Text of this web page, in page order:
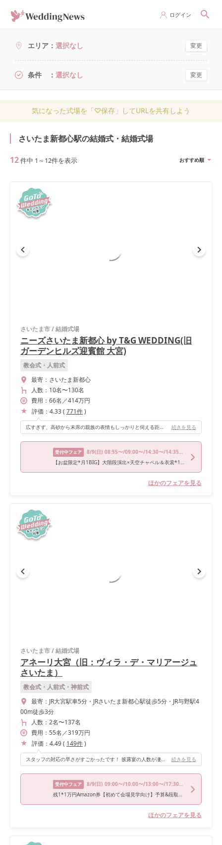
ログイン
エリア 選択なし 変更
条件 選択なし 変更
気になった式場を「♡保存」してURLを共有しよう
さいたま新都心駅の結婚式・結婚式場
12件中 1 ～ 12件を表示 おすすめ順
さいたま市/結婚式場
ニーズさいたま新都心 by T&G WEDDING(旧
ガーデンヒルズ迎賓館 大宮)
教会式・人前式
最寄： さいたま新都心
人数： 10名〜130名
費用： 66名 ／414万円
評価： 4.33( 771件)
広すぎず、高砂から末席の親族の表情もしっかりと伺える距離感が良かったです。 アットホームな披露宴にしたいカップルには、 この距離感はとても重要だと思います。 入口が2箇所あり、お色直し入場は、ガーデンからのサプライズ登場で盛り上げることもできます。 続きを見る
受付中フェア 8/9(日) 08:55〜/09:00〜/14:30〜/14:35〜/18:00〜
【お盆限定*月1BIG】大階段演出×天空チャペル＆衣裳*150万優待
ほかのフェアを見る
さいたま市/結婚式場
アネーリ大宮（旧：ヴィラ・デ・マリアージュ
さいたま）
教会式・人前式・神前式
最寄： JR大宮駅車5分・JRさいたま新都心駅徒歩5分・JR与野駅4
00m徒歩3分
人数： 2名〜137名
費用： 55名 ／319万円
評価： 4.49( 149件)
スタッフの対応の早さがすごかったです！ 披露宴の人数が凄く多かったですが、ドリンクなども待たせることなく配って頂きました サプライズもかなり多めでしたが全て快く対応して頂きました 続きを見る
受付中フェア 8/9(日) 09:00〜/10:00〜/13:00〜/17:30〜/18:00〜
残1*1万円Amazon券【初めて会場見学向け】予算&段取り丸わかり試食会
ほかのフェアを見る